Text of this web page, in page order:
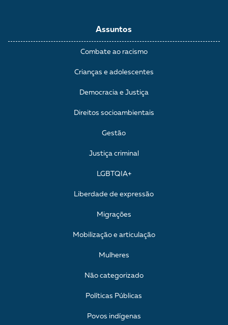
Assuntos
Combate ao racismo
Crianças e adolescentes
Democracia e Justiça
Direitos socioambientais
Gestão
Justiça criminal
LGBTQIA+
Liberdade de expressão
Migrações
Mobilização e articulação
Mulheres
Não categorizado
Políticas Públicas
Povos indígenas